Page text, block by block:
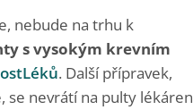
nebude na trhu k
s vysokým krevním
. Další přípravek,
se nevrátí na pulty lékáren